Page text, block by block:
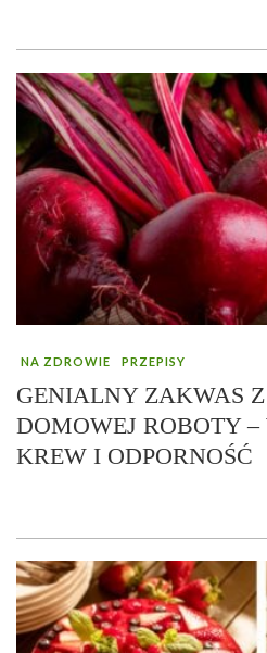
NA ZDROWIE PRZEPISY
GENIALNY ZAKWAS
DOMOWEJ ROBOTY
KREW I ODPORNOŚĆ